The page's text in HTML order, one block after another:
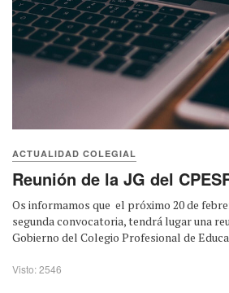
ACTUALIDAD COLEGIAL
Reunión de la JG del
Os informamos que el próximo 20 de
segunda convocatoria, tendrá lugar una
Gobierno del Colegio Profesional de
Visto: 2546